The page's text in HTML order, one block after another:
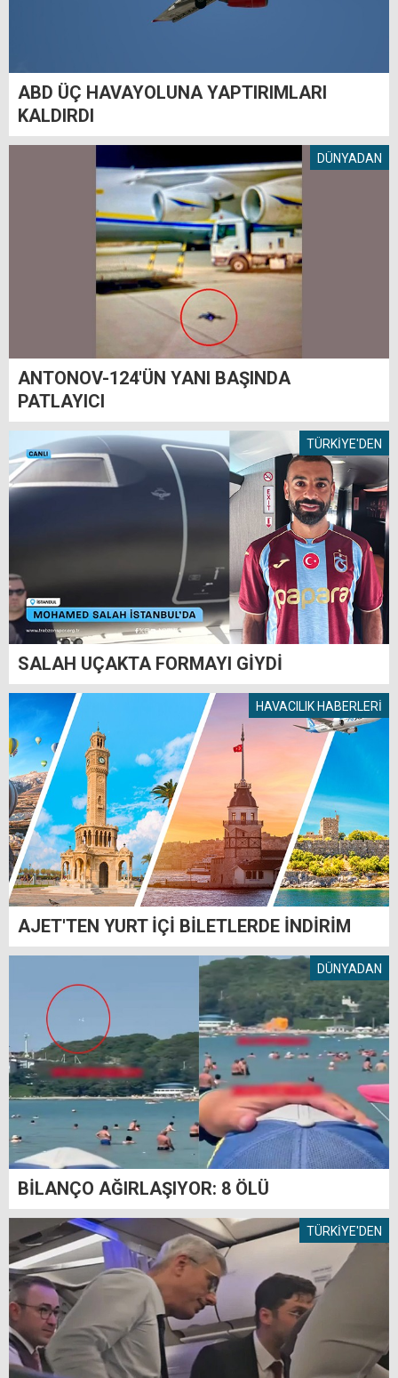
ABD ÜÇ HAVAYOLUNA YAPTIRIMLARI
KALDIRDI
DÜNYADAN
ANTONOV-124'ÜN YANI BAŞINDA
PATLAYICI
TÜRKİYE'DEN
SALAH UÇAKTA FORMAYI GİYDİ
HAVACILIK HABERLERİ
AJET'TEN YURT İÇİ BİLETLERDE İNDİRİM
DÜNYADAN
BİLANÇO AĞIRLAŞIYOR: 8 ÖLÜ
TÜRKİYE'DEN